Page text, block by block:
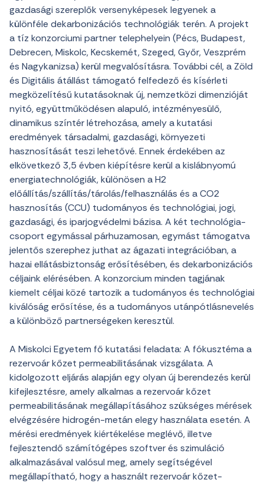
gazdasági szereplők versenyképesek legyenek a
különféle dekarbonizációs technológiák terén. A projekt
a tíz konzorciumi partner telephelyein (Pécs, Budapest,
Debrecen, Miskolc, Kecskemét, Szeged, Győr, Veszprém
és Nagykanizsa) kerül megvalósításra. További cél, a Zöld
és Digitális átállást támogató felfedező és kísérleti
megközelítésű kutatásoknak új, nemzetközi dimenzióját
nyitó, együttműködésen alapuló, intézményesülő,
dinamikus színtér létrehozása, amely a kutatási
eredmények társadalmi, gazdasági, környezeti
hasznosítását teszi lehetővé. Ennek érdekében az
elkövetkező 3,5 évben kiépítésre kerül a kislábnyomú
energiatechnológiák, különösen a H2
előállítás/szállítás/tárolás/felhasználás és a CO2
hasznosítás (CCU) tudományos és technológiai, jogi,
gazdasági, és iparjogvédelmi bázisa. A két technológia-
csoport egymással párhuzamosan, egymást támogatva
jelentős szerephez juthat az ágazati integrációban, a
hazai ellátásbiztonság erősítésében, és dekarbonizációs
céljaink elérésében. A konzorcium minden tagjának
kiemelt céljai közé tartozik a tudományos és technológiai
kiválóság erősítése, és a tudományos utánpótlásnevelés
a különböző partnerségeken keresztül.
A Miskolci Egyetem fő kutatási feladata: A fókusztéma a
rezervoár kőzet permeabilitásának vizsgálata. A
kidolgozott eljárás alapján egy olyan új berendezés kerül
kifejlesztésre, amely alkalmas a rezervoár kőzet
permeabilitásának megállapításához szükséges mérések
elvégzésére hidrogén-metán elegy használata esetén. A
mérési eredmények kiértékelése meglévő, illetve
fejlesztendő számítógépes szoftver és szimuláció
alkalmazásával valósul meg, amely segítségével
megállapítható, hogy a használt rezervoár kőzet-